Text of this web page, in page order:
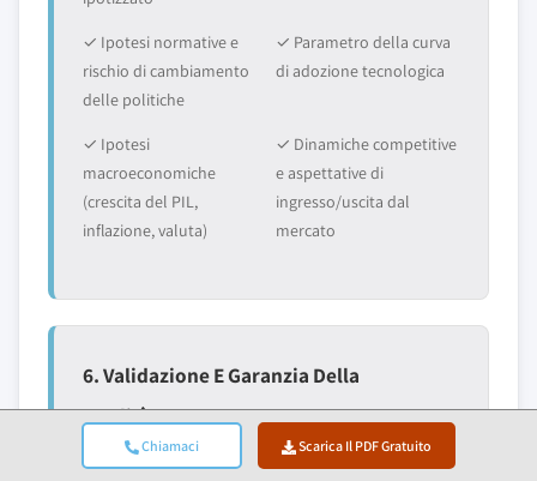
Chiamaci Scarica Il PDF Gratuito
✓ Ipotesi normative e
rischio di cambiamento
delle politiche
✓ Parametro della curva
di adozione tecnologica
✓ Ipotesi
macroeconomiche
(crescita del PIL,
inflazione, valuta)
✓ Dinamiche competitive
e aspettative di
ingresso/uscita dal
mercato
6. Validazione E Garanzia Della
Qualità
Le fasi finali prevedono la validazione umana, in cui